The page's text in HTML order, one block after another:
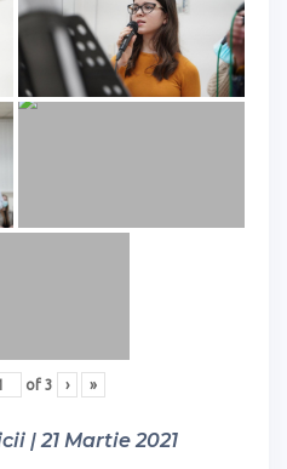
of 3 › »
| 21 Martie 2021